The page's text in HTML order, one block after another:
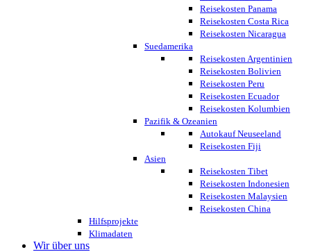
Reisekosten Panama
Reisekosten Costa Rica
Reisekosten Nicaragua
Suedamerika
Reisekosten Argentinien
Reisekosten Bolivien
Reisekosten Peru
Reisekosten Ecuador
Reisekosten Kolumbien
Pazifik & Ozeanien
Autokauf Neuseeland
Reisekosten Fiji
Asien
Reisekosten Tibet
Reisekosten Indonesien
Reisekosten Malaysien
Reisekosten China
Hilfsprojekte
Klimadaten
Wir über uns